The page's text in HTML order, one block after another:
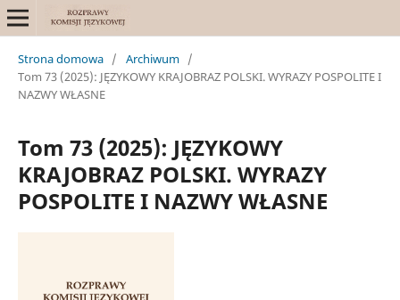
Strona domowa / Archiwum /
Tom 73 (2025): JĘZYKOWY KRAJOBRAZ POLSKI. WYRAZY POSPOLITE I
NAZWY WŁASNE
Tom 73 (2025): JĘZYKOWY
KRAJOBRAZ POLSKI. WYRAZY
POSPOLITE I NAZWY WŁASNE